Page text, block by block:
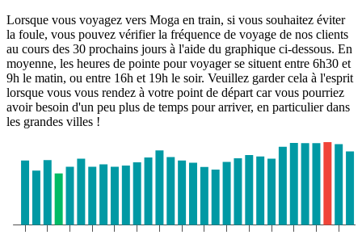
Lorsque vous voyagez vers Moga en train, si vous souhaitez éviter
la foule, vous pouvez vérifier la fréquence de voyage de nos clients
au cours des 30 prochains jours à l'aide du graphique ci-dessous. En
moyenne, les heures de pointe pour voyager se situent entre 6h30 et
9h le matin, ou entre 16h et 19h le soir. Veuillez garder cela à l'esprit
lorsque vous vous rendez à votre point de départ car vous pourriez
avoir besoin d'un peu plus de temps pour arriver, en particulier dans
les grandes villes !